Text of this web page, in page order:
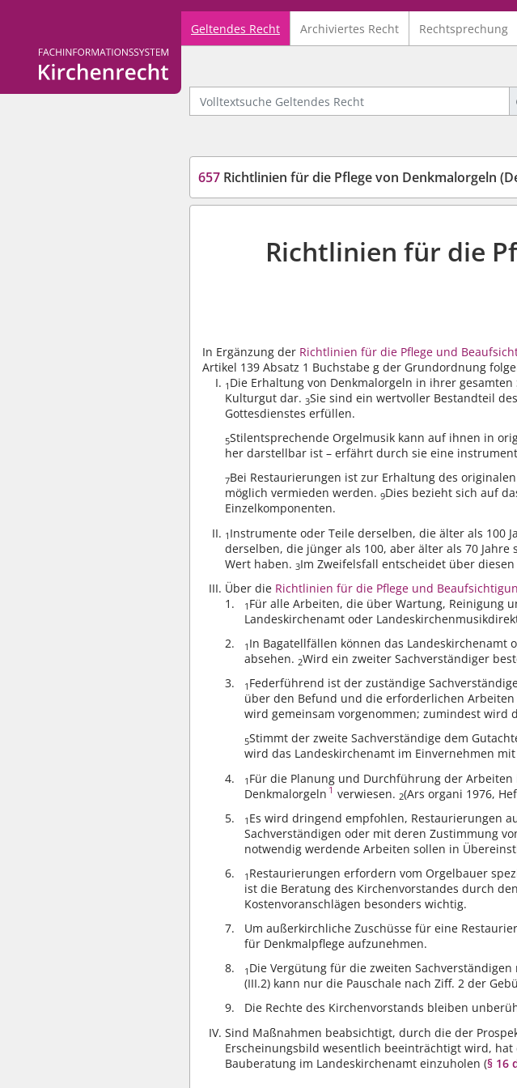
Logo Fachinformationssystem Kirchenrecht
Geltendes Recht Archiviertes Recht Rechtsprechung
Volltextsuche Geltendes Recht
657 Richtlinien für die Pflege von Denkmalorgeln
Richtlinien für die
In Ergänzung der Richtlinien für die Pflege und
Artikel 139 Absatz 1 Buchstabe g der Grundordnung
1 Die Erhaltung von Denkmalorgeln in ihrer
Kulturgut dar. 3Sie sind ein wertvoller Bestandteil
Gottesdienstes erfüllen.
5Stilentsprechende Orgelmusik kann auf ihnen in
her darstellbar ist – erfährt durch sie eine
7Bei Restaurierungen ist zur Erhaltung des
möglich vermieden werden. 9Dies bezieht sich auf
Einzelkomponenten.
1 Instrumente oder Teile derselben, die älter als 100
derselben, die jünger als 100, aber älter als 70
Wert haben. 3Im Zweifelsfall entscheidet über
Über die Richtlinien für die Pflege und
1 Für alle Arbeiten, die über Wartung, Reinigung
Landeskirchenamt oder
1 In Bagatellfällen können das Landeskirchenamt
absehen. 2Wird ein zweiter Sachverständiger
1 Federführend ist der zuständige
über den Befund und die erforderlichen
wird gemeinsam vorgenommen; zumindest wird
5Stimmt der zweite Sachverständige dem
wird das Landeskirchenamt im Einvernehmen
1 Für die Planung und Durchführung der
Denkmalorgeln 1 verwiesen. 2(Ars organi 1976,
1 Es wird dringend empfohlen, Restaurierungen
Sachverständigen oder mit deren Zustimmung
notwendig werdende Arbeiten sollen in
1 Restaurierungen erfordern vom Orgelbauer
ist die Beratung des Kirchenvorstandes durch
Kostenvoranschlägen besonders wichtig.
Um außerkirchliche Zuschüsse für eine
für Denkmalpflege aufzunehmen.
1 Die Vergütung für die zweiten
(III.2) kann nur die Pauschale nach Ziff. 2 der
Die Rechte des Kirchenvorstands bleiben
Sind Maßnahmen beabsichtigt, durch die der
Erscheinungsbild wesentlich beeinträchtigt wird,
Bauberatung im Landeskirchenamt einzuholen (§ 16